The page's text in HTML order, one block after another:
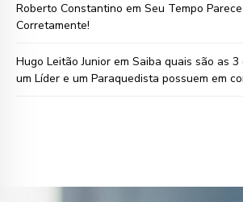
Roberto Constantino em Seu Tempo
Corretamente!
Hugo Leitão Junior em Saiba quais são as
um Líder e um Paraquedista possuem em